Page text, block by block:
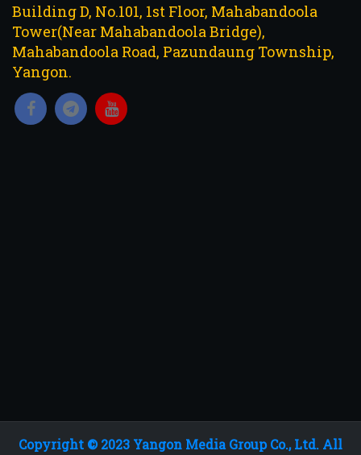
Building D, No.101, 1st Floor, Mahabandoola
Tower(Near Mahabandoola Bridge),
Mahabandoola Road, Pazundaung Township,
Yangon.
Copyright © 2023 Yangon Media Group Co., Ltd. All